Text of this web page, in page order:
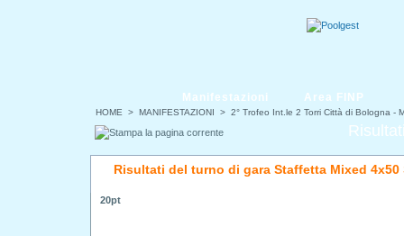
HOME > MANIFESTAZIONI > 2° Trofeo Int.le 2 Torri Città di Bologna -
Manifestazioni Area FINP
Risultati del turno di gara Staffetta Mixed 4x50
20pt